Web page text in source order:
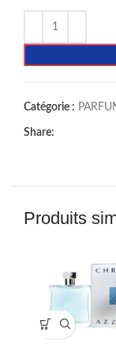
Catégorie :
Share:
Produits